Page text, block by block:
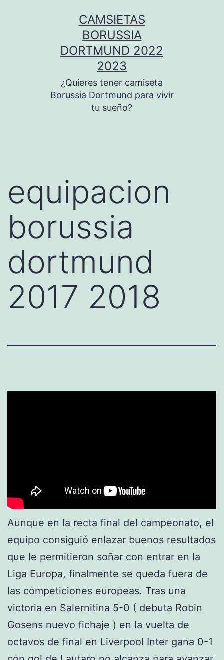
CAMSIETAS
BORUSSIA
DORTMUND 2022
2023
¿Quieres tener camiseta
Borussia Dortmund para vivir
tu sueño?
equipacion
borussia
dortmund
2017 2018
Aunque en la recta final del campeonato, el
equipo consiguió enlazar buenos resultados
que le permitieron soñar con entrar en la
Liga Europa, finalmente se queda fuera de
las competiciones europeas. Tras una
victoria en Salernitina 5-0 ( debuta Robin
Gosens nuevo fichaje ) en la vuelta de
octavos de final en Liverpool Inter gana 0-1